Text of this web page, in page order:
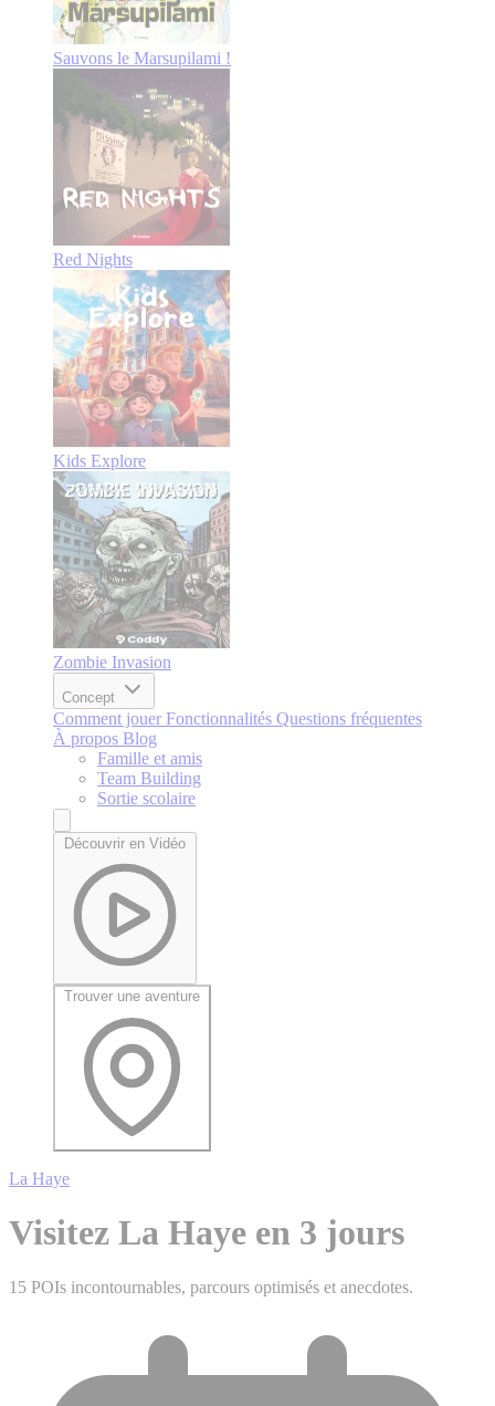
Sauvons le Marsupilami !
Red Nights
Kids Explore
Zombie Invasion
Concept
Comment jouer Fonctionnalités Questions fréquentes
À propos Blog
Famille et amis
Team Building
Sortie scolaire
Découvrir en Vidéo
Trouver une aventure
La Haye
Visitez La Haye en 3 jours
15 POIs incontournables, parcours optimisés et anecdotes.